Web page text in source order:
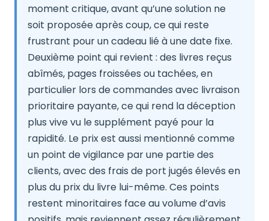
moment critique, avant qu’une solution ne
soit proposée après coup, ce qui reste
frustrant pour un cadeau lié à une date fixe.
Deuxième point qui revient : des livres reçus
abîmés, pages froissées ou tachées, en
particulier lors de commandes avec livraison
prioritaire payante, ce qui rend la déception
plus vive vu le supplément payé pour la
rapidité. Le prix est aussi mentionné comme
un point de vigilance par une partie des
clients, avec des frais de port jugés élevés en
plus du prix du livre lui-même. Ces points
restent minoritaires face au volume d’avis